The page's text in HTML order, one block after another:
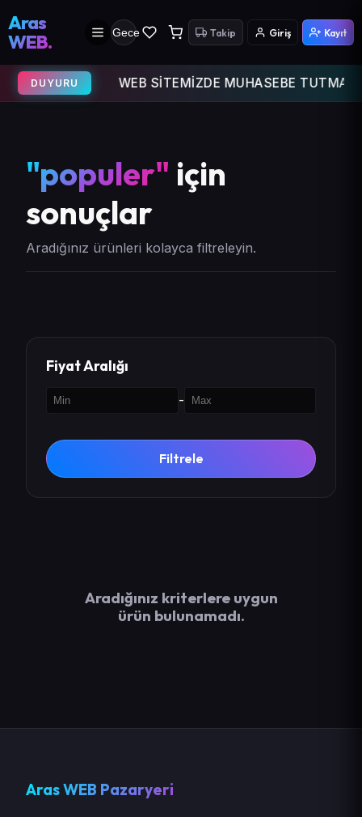
Aras
WEB.
Gece Takip Giriş Kayıt
DUYURU WEB SİTEMİZDE MUHASEBE TUTMA
"populer" için
sonuçlar
Aradığınız ürünleri kolayca filtreleyin.
Fiyat Aralığı
-
Filtrele
Aradığınız kriterlere uygun
ürün bulunamadı.
Aras WEB Pazaryeri